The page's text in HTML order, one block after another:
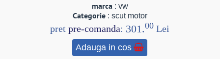
marca : vw
Categorie: scut motor
pretpre-comanda: 301.00 Lei
Adauga in cos